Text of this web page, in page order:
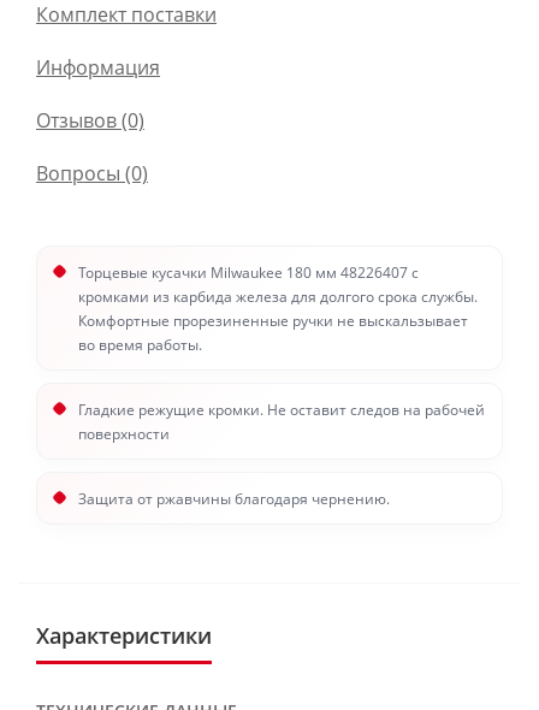
Комплект поставки
Информация
Отзывов (0)
Вопросы (0)
Торцевые кусачки Milwaukee 180 мм 48226407 с
кромками из карбида железа для долгого срока службы.
Комфортные прорезиненные ручки не выскальзывает
во время работы.
Гладкие режущие кромки. Не оставит следов на рабочей
поверхности
Защита от ржавчины благодаря чернению.
Характеристики